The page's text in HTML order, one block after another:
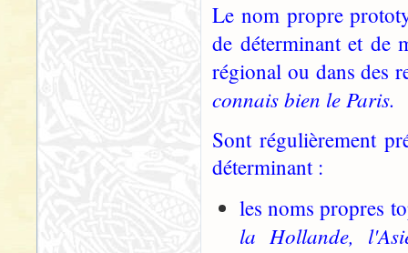
Le nom propre
de déterminant et de
régional ou dans des
connais bien le Paris.
Sont régulièrement
déterminant :
les noms propres
la Hollande,